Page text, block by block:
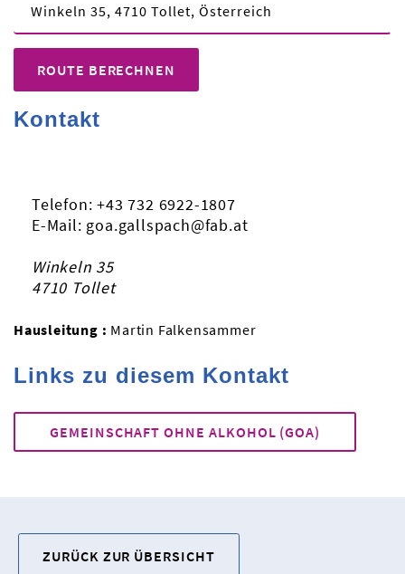
ROUTE BERECHNEN
Kontakt
Telefon:+43 732 6922-1807
E-Mail: goa.gallspach@fab.at
Winkeln 35
4710 Tollet
Hausleitung : Martin Falkensammer
Links zu diesem Kontakt
GEMEINSCHAFT OHNE ALKOHOL (GOA)
ZURÜCK ZUR ÜBERSICHT